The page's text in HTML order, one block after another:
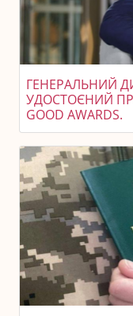
ГЕНЕРАЛЬНИЙ
УДОСТОЄНИЙ
GOOD AWARDS.